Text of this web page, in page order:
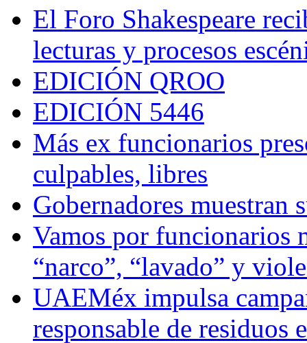
El Foro Shakespeare
lecturas y procesos
EDICIÓN QROO
EDICIÓN 5446
Más ex funcionarios
culpables, libres
Gobernadores muestran
Vamos por funcionarios
“narco”, “lavado” y
UAEMéx impulsa
responsable de residuos